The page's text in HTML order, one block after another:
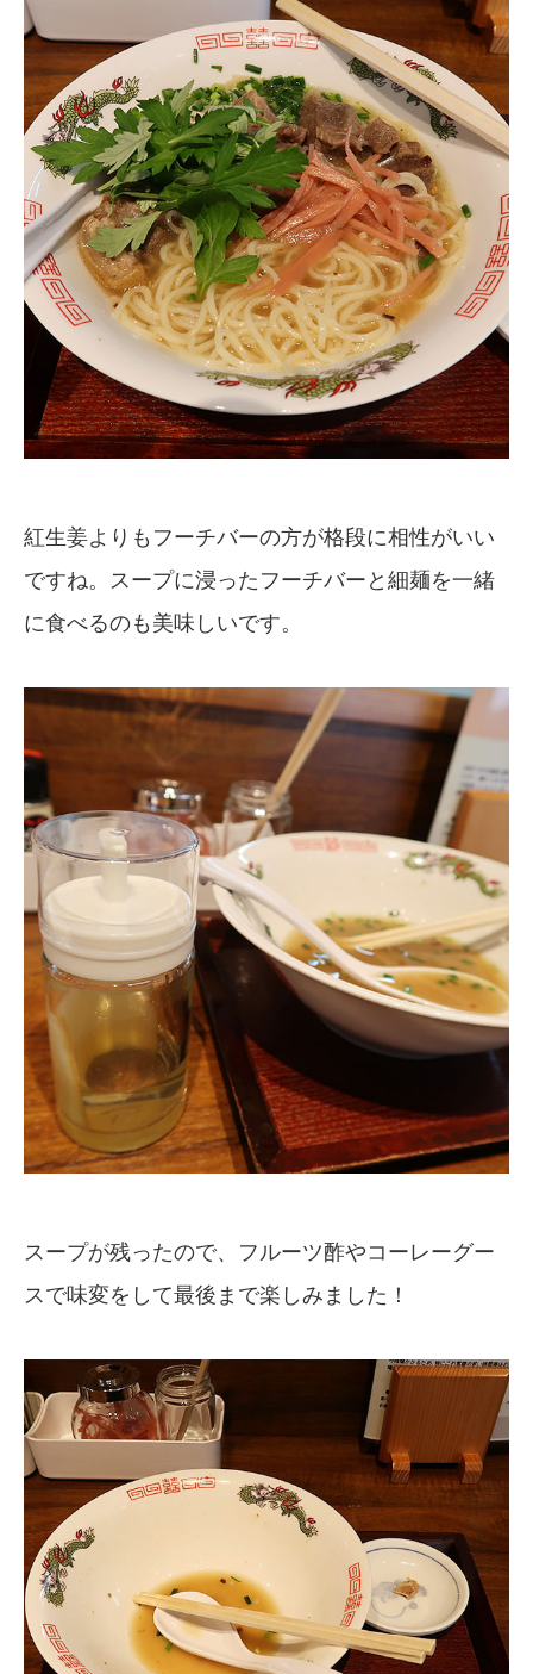
紅生姜よりもフーチバーの方が格段に相性がいい
ですね。スープに浸ったフーチバーと細麺を一緒
に食べるのも美味しいです。
スープが残ったので、フルーツ酢やコーレーグー
スで味変をして最後まで楽しみました！